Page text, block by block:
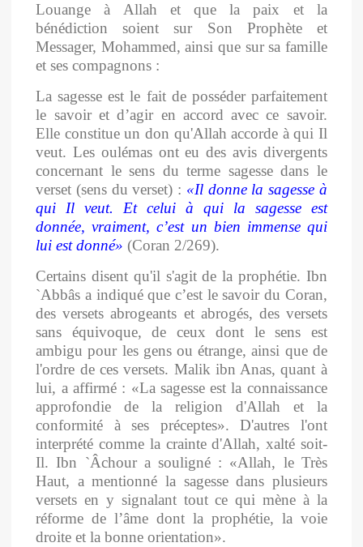
Louange à Allah et que la paix et la
bénédiction soient sur Son Prophète et
Messager, Mohammed, ainsi que sur sa famille
et ses compagnons :
La sagesse est le fait de posséder parfaitement
le savoir et d’agir en accord avec ce savoir.
Elle constitue un don qu'Allah accorde à qui Il
veut. Les oulémas ont eu des avis divergents
concernant le sens du terme sagesse dans le
verset (sens du verset) : «Il donne la sagesse à
qui Il veut. Et celui à qui la sagesse est
donnée, vraiment, c’est un bien immense qui
lui est donné» (Coran 2/269).
Certains disent qu'il s'agit de la prophétie. Ibn
`Abbâs a indiqué que c’est le savoir du Coran,
des versets abrogeants et abrogés, des versets
sans équivoque, de ceux dont le sens est
ambigu pour les gens ou étrange, ainsi que de
l'ordre de ces versets. Malik ibn Anas, quant à
lui, a affirmé : «La sagesse est la connaissance
approfondie de la religion d'Allah et la
conformité à ses préceptes». D'autres l'ont
interprété comme la crainte d'Allah, xalté soit-
Il. Ibn `Âchour a souligné : «Allah, le Très
Haut, a mentionné la sagesse dans plusieurs
versets en y signalant tout ce qui mène à la
réforme de l’âme dont la prophétie, la voie
droite et la bonne orientation».